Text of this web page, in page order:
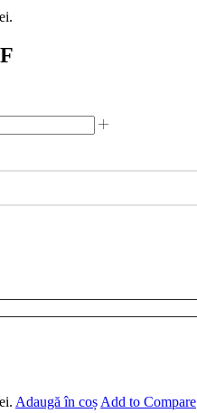
Adaugă în coș Add to Compare